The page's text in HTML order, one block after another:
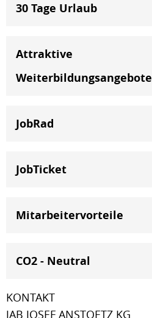
30 Tage Urlaub
Attraktive
Weiterbildungsangebote
JobRad
JobTicket
Mitarbeitervorteile
CO2 - Neutral
KONTAKT
JAB JOSEF ANSTOETZ KG